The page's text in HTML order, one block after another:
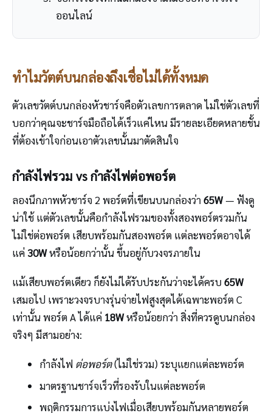
ออนไลน์
ทำไมวัตต์บนกล่องถึงเชื่อไม่ได้ทั้งหมด
ตัวเลขวัตต์บนกล่องหัวชาร์จคือตัวเลขการตลาด ไม่ใช่ตัวเลขที่
บอกว่าคุณจะชาร์จมือถือได้เร็วแค่ไหน มีรายละเอียดหลายชั้น
ที่ต้องเข้าใจก่อนเอาตัวเลขนั้นมาตัดสินใจ
กำลังไฟรวม vs กำลังไฟต่อพอร์ต
ลองนึกภาพหัวชาร์จ 2 พอร์ตที่เขียนบนกล่องว่า65W— ฟังดู
น่าใช้ แต่ตัวเลขนั้นคือกำลังไฟรวมของทั้งสองพอร์ตรวมกัน
ไม่ใช่ต่อพอร์ต เสียบพร้อมกันสองพอร์ต แต่ละพอร์ตอาจได้
แค่ 30Wหรือน้อยกว่านั้น ขึ้นอยู่กับวงจรภายใน
แม้เสียบพอร์ตเดียว ก็ยังไม่ได้รับประกันว่าจะได้ครบ65W
เสมอไป เพราะวงจรบางรุ่นจ่ายไฟสูงสุดได้เฉพาะพอร์ต C
เท่านั้น พอร์ต A ได้แค่ 18Wหรือน้อยกว่า สิ่งที่ควรดูบนกล่อง
จริงๆ มีสามอย่าง:
กำลังไฟ ต่อพอร์ต(ไม่ใช่รวม) ระบุแยกแต่ละพอร์ต
มาตรฐานชาร์จเร็วที่รองรับในแต่ละพอร์ต
พฤติกรรมการแบ่งไฟเมื่อเสียบพร้อมกันหลายพอร์ต